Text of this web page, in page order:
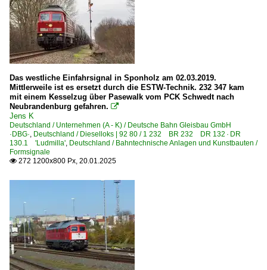
Das westliche Einfahrsignal in Sponholz am 02.03.2019.
Mittlerweile ist es ersetzt durch die ESTW-Technik. 232 347 kam
mit einem Kesselzug über Pasewalk vom PCK Schwedt nach
Neubrandenburg gefahren. 
Jens K
Deutschland / Unternehmen (A - K) / Deutsche Bahn Gleisbau GmbH
·DBG·, Deutschland / Dieselloks | 92 80 / 1 232 BR 232 DR 132 · DR
130.1 'Ludmilla', Deutschland / Bahntechnische Anlagen und Kunstbauten /
Formsignale
 272 1200x800 Px, 20.01.2025